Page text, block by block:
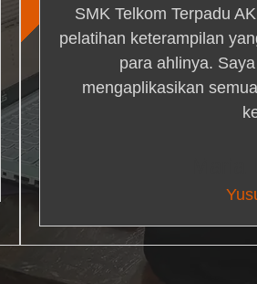
SMK Telkom Terpadu
pelatihan keterampilan
para ahlinya.
mengaplikasikan